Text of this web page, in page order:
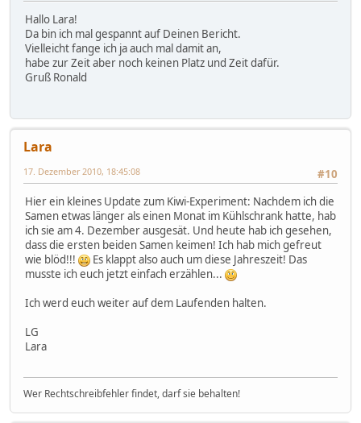
Hallo Lara!
Da bin ich mal gespannt auf Deinen Bericht.
Vielleicht fange ich ja auch mal damit an,
habe zur Zeit aber noch keinen Platz und Zeit dafür.
Gruß Ronald
Lara
#10
17. Dezember 2010, 18:45:08
Hier ein kleines Update zum Kiwi-Experiment: Nachdem ich die
Samen etwas länger als einen Monat im Kühlschrank hatte, hab
ich sie am 4. Dezember ausgesät. Und heute hab ich gesehen,
dass die ersten beiden Samen keimen! Ich hab mich gefreut
wie blöd!!!
Es klappt also auch um diese Jahreszeit! Das
musste ich euch jetzt einfach erzählen...
Ich werd euch weiter auf dem Laufenden halten.
LG
Lara
Wer Rechtschreibfehler findet, darf sie behalten!